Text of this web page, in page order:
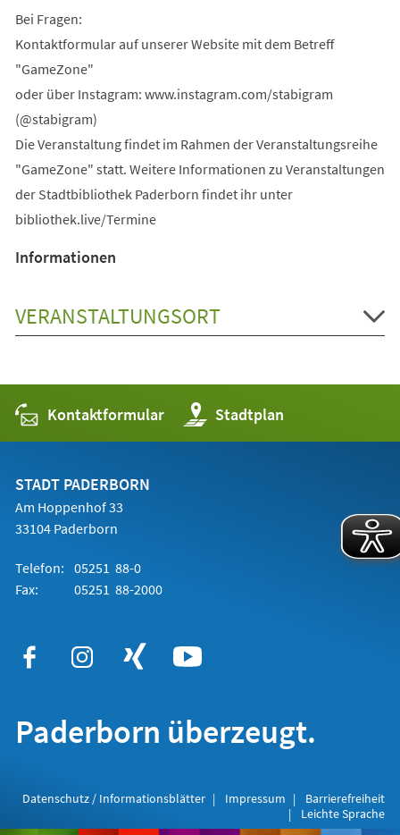
Bei Fragen:
Kontaktformular auf unserer Website mit dem Betreff
"GameZone"
oder über Instagram: www.instagram.com/stabigram
(@stabigram)
Die Veranstaltung findet im Rahmen der Veranstaltungsreihe
"GameZone" statt. Weitere Informationen zu Veranstaltungen
der Stadtbibliothek Paderborn findet ihr unter
bibliothek.live/Termine
Informationen
VERANSTALTUNGSORT
Kontaktformular Stadtplan
(Öffnet
in
einem
STADT PADERBORN
Am Hoppenhof 33
33104 Paderborn
Telefon: 05251 88-0
Fax:
05251 88-2000
Paderborn überzeugt.
Datenschutz / Informationsblätter Impressum
Barrierefreiheit
Leichte Sprache